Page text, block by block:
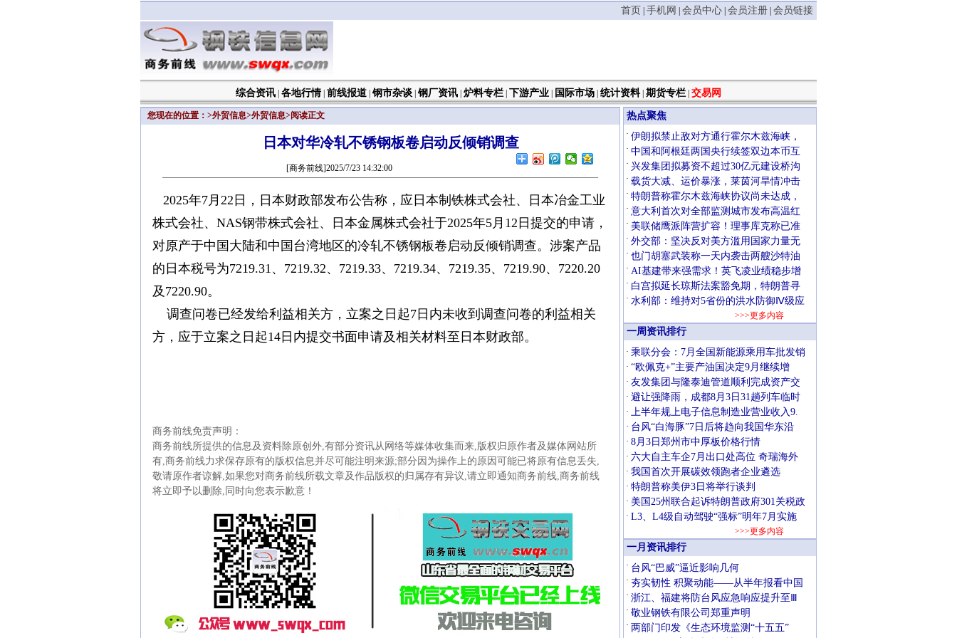
首页 手机网 会员中心 会员注册 会员链接
综合资讯 各地行情| 前线报道 钢市杂谈 钢厂资讯 炉料专栏 下游产业 国际市场 统计资料| 期货专栏 交易网
您现在的位置：>外贸信息>外贸信息>阅读正文
日本对华冷轧不锈钢板卷启动反倾销调查
[商务前线]2025/7/23 14:32:00
2025年7月22日，日本财政部发布公告称，应日本制铁株式会社、日本冶金工业
株式会社、NAS钢带株式会社、日本金属株式会社于2025年5月12日提交的申请，
对原产于中国大陆和中国台湾地区的冷轧不锈钢板卷启动反倾销调查。涉案产品
的日本税号为7219.31、7219.32、7219.33、7219.34、7219.35、7219.90、7220.20
及7220.90。
调查问卷已经发给利益相关方，立案之日起7日内未收到调查问卷的利益相关
方，应于立案之日起14日内提交书面申请及相关材料至日本财政部。
商务前线免责声明：
商务前线所提供的信息及资料除原创外,有部分资讯从网络等媒体收集而来,版权归原作者及媒体网站所
有,商务前线力求保存原有的版权信息并尽可能注明来源;部分因为操作上的原因可能已将原有信息丢失,
敬请原作者谅解,如果您对商务前线所载文章及作品版权的归属存有异议,请立即通知商务前线,商务前线
将立即予以删除,同时向您表示歉意！
热点聚焦
· 伊朗拟禁止敌对方通行霍尔木兹海峡，
· 中国和阿根廷两国央行续签双边本币互
· 兴发集团拟募资不超过30亿元建设桥沟
· 载货大减、运价暴涨，莱茵河旱情冲击
· 特朗普称霍尔木兹海峡协议尚未达成，
· 意大利首次对全部监测城市发布高温红
· 美联储鹰派阵营扩容！理事库克称已准
· 外交部：坚决反对美方滥用国家力量无
· 也门胡塞武装称一天内袭击两艘沙特油
· AI基建带来强需求！英飞凌业绩稳步增
· 白宫拟延长琼斯法案豁免期，特朗普寻
· 水利部：维持对5省份的洪水防御Ⅳ级应
>>>更多内容
一周资讯排行
· 乘联分会：7月全国新能源乘用车批发销
· “欧佩克+”主要产油国决定9月继续增
· 友发集团与隆泰迪管道顺利完成资产交
· 避让强降雨，成都8月3日31趟列车临时
· 上半年规上电子信息制造业营业收入9.
· 台风“白海豚”7日后将趋向我国华东沿
· 8月3日郑州市中厚板价格行情
· 六大自主车企7月出口处高位 奇瑞海外
· 我国首次开展碳效领跑者企业遴选
· 特朗普称美伊3日将举行谈判
· 美国25州联合起诉特朗普政府301关税政
· L3、L4级自动驾驶“强标”明年7月实施
>>>更多内容
一月资讯排行
· 台风“巴威”逼近影响几何
· 夯实韧性 积聚动能——从半年报看中国
· 浙江、福建将防台风应急响应提升至Ⅲ
· 敬业钢铁有限公司郑重声明
· 两部门印发《生态环境监测“十五五”